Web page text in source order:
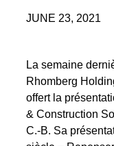
La semaine
Rhomberg
offert la
& Construction
C.-B. Sa
JUNE 23, 2021